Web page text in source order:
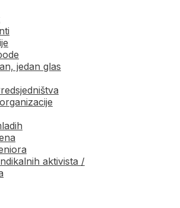
jedan glas
aktivista /